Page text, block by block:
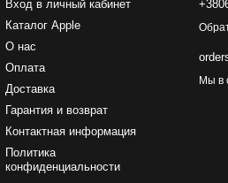
Вход в личный кабинет
Каталог Apple
О нас
Оплата
Доставка
Гарантия и возврат
Контактная информация
Политика
конфиденциальности
Мы в